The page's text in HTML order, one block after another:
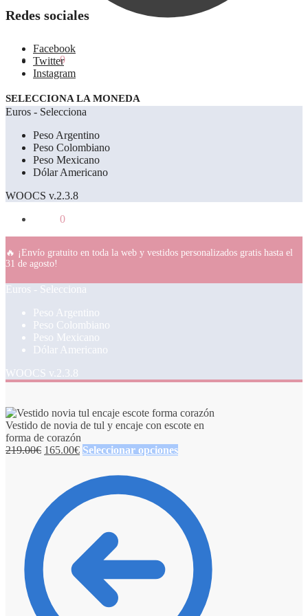
0.00€ 0
Redes sociales
Facebook
Twitter
Instagram
SELECCIONA LA MONEDA
Euros - Selecciona
Peso Argentino
Peso Colombiano
Peso Mexicano
Dólar Americano
WOOCS v.2.3.8
0
🔥 ¡Envío gratuito en toda la web y vestidos personalizados gratis hasta el
31 de agosto!
Euros - Selecciona
Peso Argentino
Peso Colombiano
Peso Mexicano
Dólar Americano
WOOCS v.2.3.8
Vestido de novia de tul y encaje con escote en
forma de corazón
219.00€ 165.00€ Seleccionar opciones